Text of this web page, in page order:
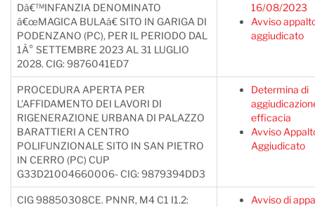
Dâ€™INFANZIA DENOMINATO
â€œMAGICA BULAâ€ SITO IN GARIGA DI
PODENZANO (PC), PER IL PERIODO DAL
1Â° SETTEMBRE 2023 AL 31 LUGLIO
2028. CIG: 9876041ED7
16/08/2023
Avviso
aggiudicato
PROCEDURA APERTA PER
L'AFFIDAMENTO DEI LAVORI DI
RIGENERAZIONE URBANA DI PALAZZO
BARATTIERI A CENTRO
POLIFUNZIONALE SITO IN SAN PIETRO
IN CERRO (PC) CUP
G33D21004660006- CIG: 9879394DD3
Determina di
efficacia
Avviso
Aggiudicato
CIG 98850308CE. PNNR, M4 C1 I1.2:
Avviso di